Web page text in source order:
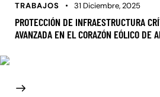
TRABAJOS 31 Diciembre, 2025
PROTECCIÓN DE INFRAESTRUCTURA
AVANZADA EN EL CORAZÓN EÓLICO DE